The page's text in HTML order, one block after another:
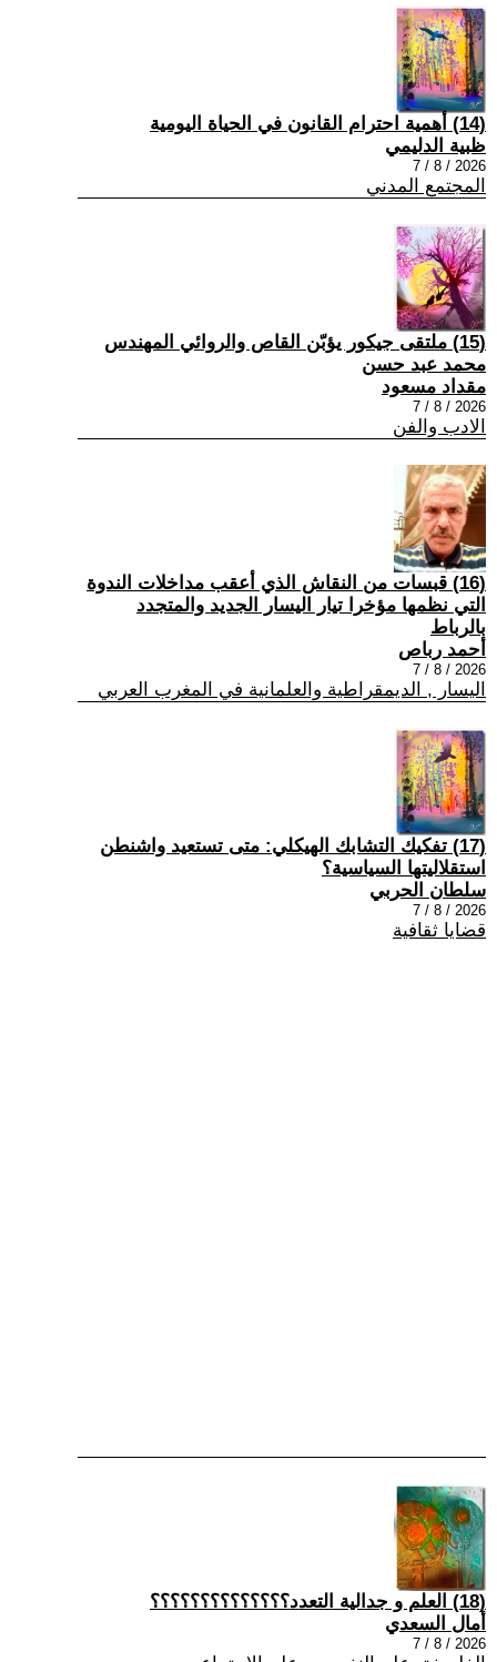
(14) أهمية احترام القانون في الحياة اليومية
ظبية الدليمي
2026 / 8 / 7
المجتمع المدني
(15) ملتقى جيكور يؤبّن القاص والروائي المهندس
محمد عبد حسن
مقداد مسعود
2026 / 8 / 7
الادب والفن
(16) قبسات من النقاش الذي أعقب مداخلات الندوة
التي نظمها مؤخرا تيار اليسار الجديد والمتجدد
بالرباط
أحمد رباص
2026 / 8 / 7
اليسار , الديمقراطية والعلمانية في المغرب العربي
(17) تفكيك التشابك الهيكلي: متى تستعيد واشنطن
استقلاليتها السياسية؟
سلطان الحربي
2026 / 8 / 7
قضايا ثقافية
(18) العلم و جدالية التعدد؟؟؟؟؟؟؟؟؟؟؟؟؟؟
أمال السعدي
2026 / 8 / 7